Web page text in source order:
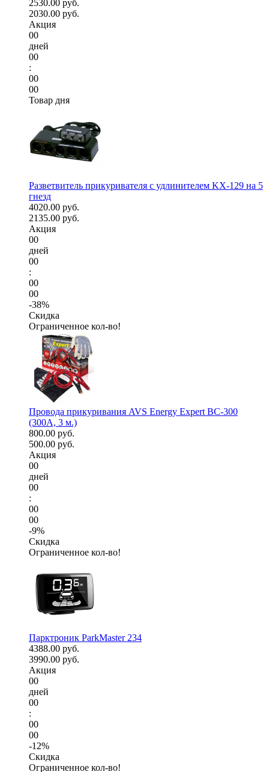
2530.00 руб.
2030.00 руб.
Акция
00
дней
00
:
00
00
Товар дня
Разветвитель прикуривателя с удлинителем KX-129 на 5
гнезд
4020.00 руб.
2135.00 руб.
Акция
00
дней
00
:
00
00
-38%
Скидка
Ограниченное кол-во!
Провода прикуривания AVS Energy Expert BC-300
(300А, 3 м.)
800.00 руб.
500.00 руб.
Акция
00
дней
00
:
00
00
-9%
Скидка
Ограниченное кол-во!
Парктроник ParkMaster 234
4388.00 руб.
3990.00 руб.
Акция
00
дней
00
:
00
00
-12%
Скидка
Ограниченное кол-во!